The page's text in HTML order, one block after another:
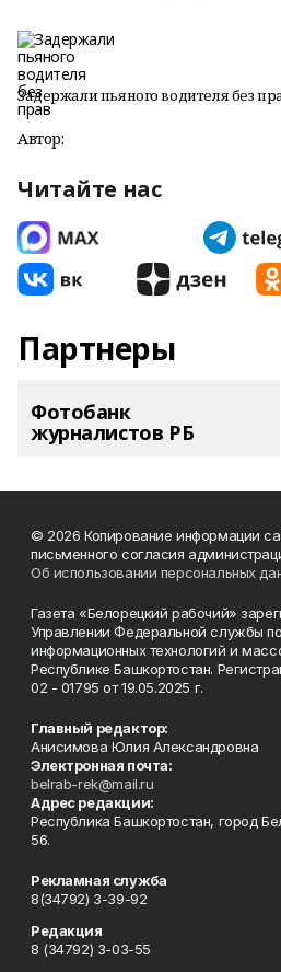
Задержали пьяного водителя без
Автор:
Читайте нас
Партнеры
Фотобанк
журналистов РБ
© 2026 Копирование информации
письменного согласия
Об использовании персональных
Газета «Белорецкий рабочий»
Управлении Федеральной службы
информационных технологий и
Республике Башкортостан.
02 - 01795 от 19.05.2025 г.
Главный редактор:
Анисимова Юлия Александровна
Электронная почта:
belrab-rek@mail.ru
Адрес редакции:
Республика Башкортостан, город
56.
Рекламная служба
8(34792) 3-39-92
Редакция
8 (34792) 3-03-55